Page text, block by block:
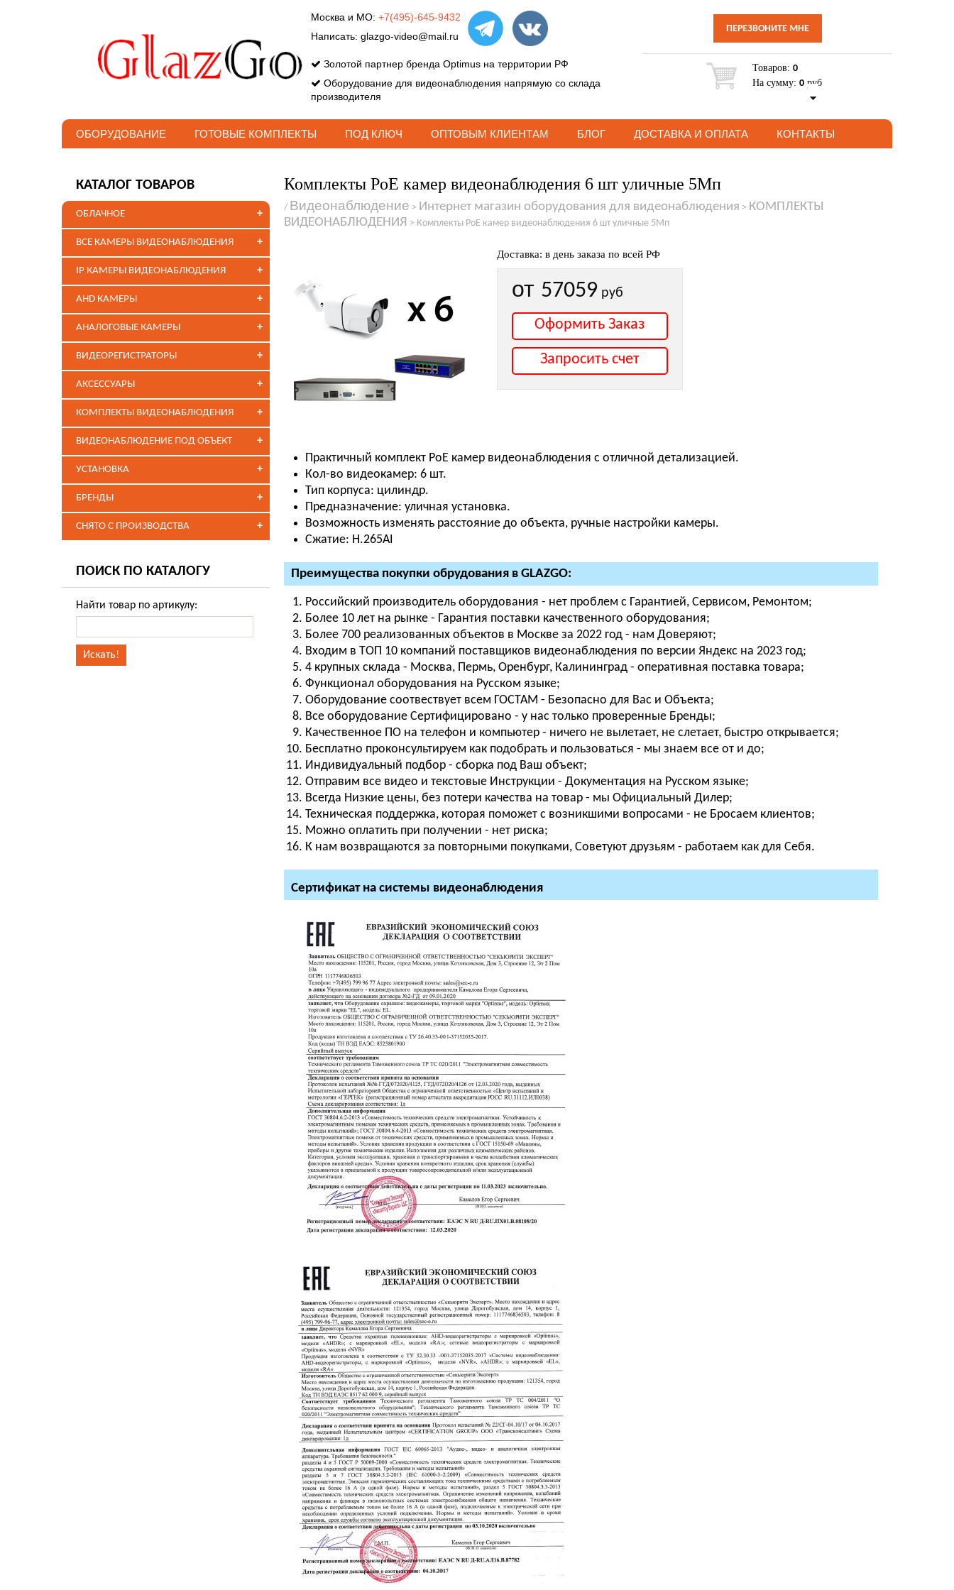
Москва и МО: +7(495)-645-9432
Написать: glazgo-video@mail.ru
Золотой партнер бренда Optimus на территории РФ
Оборудование для видеонаблюдения напрямую со склада
производителя
ПЕРЕЗВОНИТЕ МНЕ
Товаров: 0
На сумму: 0 руб
ОБОРУДОВАНИЕ ГОТОВЫЕ КОМПЛЕКТЫ ПОД КЛЮЧ ОПТОВЫМ КЛИЕНТАМ БЛОГ ДОСТАВКА И ОПЛАТА КОНТАКТЫ
Комплекты PoE камер видеонаблюдения 6 шт уличные 5Мп
/ Видеонаблюдение > Интернет магазин оборудования для видеонаблюдения > КОМПЛЕКТЫ
ВИДЕОНАБЛЮДЕНИЯ > Комплекты PoE камер видеонаблюдения 6 шт уличные 5Мп
Доставка: в день заказа по всей РФ
от 57059 руб
Оформить Заказ
Запросить счет
Практичный комплект PoE камер видеонаблюдения с отличной детализацией.
Кол-во видеокамер: 6 шт.
Тип корпуса: цилиндр.
Предназначение: уличная установка.
Возможность изменять расстояние до объекта, ручные настройки камеры.
Сжатие: H.265AI
Преимущества покупки обрудования в GLAZGO:
Российский производитель оборудования - нет проблем с Гарантией, Сервисом, Ремонтом;
Более 10 лет на рынке - Гарантия поставки качественного оборудования;
Более 700 реализованных объектов в Москве за 2022 год - нам Доверяют;
Входим в ТОП 10 компаний поставщиков видеонаблюдения по версии Яндекс на 2023 год;
4 крупных склада - Москва, Пермь, Оренбург, Калининград - оперативная поставка товара;
Функционал оборудования на Русском языке;
Оборудование соотвествует всем ГОСТАМ - Безопасно для Вас и Объекта;
Все оборудование Сертифицировано - у нас только проверенные Бренды;
Качественное ПО на телефон и компьютер - ничего не вылетает, не слетает, быстро открывается;
Бесплатно проконсультируем как подобрать и пользоваться - мы знаем все от и до;
Индивидуальный подбор - сборка под Ваш объект;
Отправим все видео и текстовые Инструкции - Документация на Русском языке;
Всегда Низкие цены, без потери качества на товар - мы Официальный Дилер;
Техническая поддержка, которая поможет с возникшими вопросами - не Бросаем клиентов;
Можно оплатить при получении - нет риска;
К нам возвращаются за повторными покупками, Советуют друзьям - работаем как для Себя.
Сертификат на системы видеонаблюдения
КАТАЛОГ ТОВАРОВ
+
ОБЛАЧНОЕ
+
ВСЕ КАМЕРЫ ВИДЕОНАБЛЮДЕНИЯ
+
IP КАМЕРЫ ВИДЕОНАБЛЮДЕНИЯ
+
AHD КАМЕРЫ
+
АНАЛОГОВЫЕ КАМЕРЫ
+
ВИДЕОРЕГИСТРАТОРЫ
+
АКСЕССУАРЫ
+
КОМПЛЕКТЫ ВИДЕОНАБЛЮДЕНИЯ
+
ВИДЕОНАБЛЮДЕНИЕ ПОД ОБЪЕКТ
+
УСТАНОВКА
+
БРЕНДЫ
+
СНЯТО С ПРОИЗВОДСТВА
ПОИСК ПО КАТАЛОГУ
Найти товар по артикулу: